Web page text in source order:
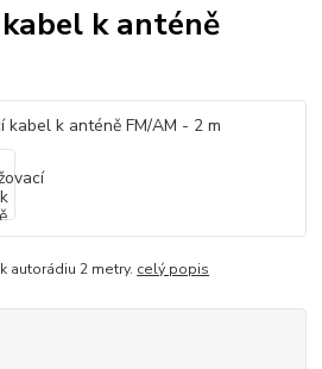
k anténě
autorádiu 2 metry. celý popis